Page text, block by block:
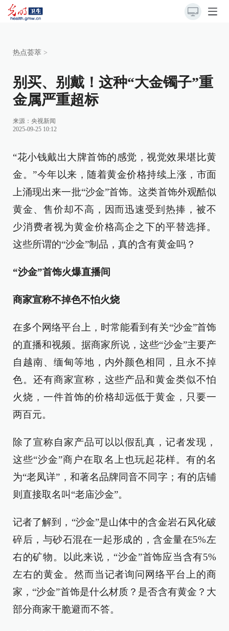
热点荟萃 >
别买、别戴！这种“大金镯子”重
金属严重超标
来源： 央视新闻
2025-09-25 10:12
“花小钱戴出大牌首饰的感觉，视觉效果堪比黄
金。”今年以来，随着黄金价格持续上涨，市面
上涌现出来一批“沙金”首饰。这类首饰外观酷似
黄金、售价却不高，因而迅速受到热捧，被不
少消费者视为黄金价格高企之下的平替选择。
这些所谓的“沙金”制品，真的含有黄金吗？
“沙金”首饰火爆直播间
商家宣称不掉色不怕火烧
在多个网络平台上，时常能看到有关“沙金”首饰
的直播和视频。据商家所说，这些“沙金”主要产
自越南、缅甸等地，内外颜色相同，且永不掉
色。还有商家宣称，这些产品和黄金类似不怕
火烧，一件首饰的价格却远低于黄金，只要一
两百元。
除了宣称自家产品可以以假乱真，记者发现，
这些“沙金”商户在取名上也玩起花样。有的名
为“老凤详”，和著名品牌同音不同字；有的店铺
则直接取名叫“老庙沙金”。
记者了解到，“沙金”是山体中的含金岩石风化破
碎后，与砂石混在一起形成的，含金量在5%左
右的矿物。以此来说，“沙金”首饰应当含有5%
左右的黄金。然而当记者询问网络平台上的商
家，“沙金”首饰是什么材质？是否含有黄金？大
部分商家干脆避而不答。